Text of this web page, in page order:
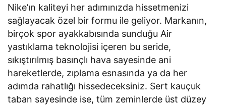
Nike’ın kaliteyi her adımınızda hissetmenizi
sağlayacak özel bir formu ile geliyor. Markanın,
birçok spor ayakkabısında sunduğu Air
yastıklama teknolojisi içeren bu seride,
sıkıştırılmış basınçlı hava sayesinde ani
hareketlerde, zıplama esnasında ya da her
adımda rahatlığı hissedeceksiniz. Sert kauçuk
taban sayesinde ise, tüm zeminlerde üst düzey